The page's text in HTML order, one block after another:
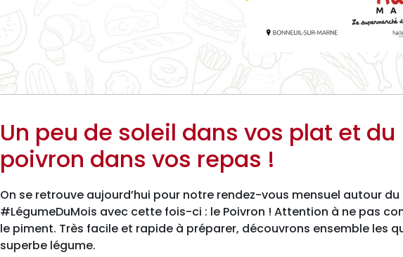
Un peu de soleil dans vos plat et du
poivron dans vos repas !
On se retrouve aujourd’hui pour notre rendez-vous mensuel autour du
#LégumeDuMois avec cette fois-ci : le Poivron ! Attention à ne pas
le piment. Très facile et rapide à préparer, découvrons ensemble les
superbe légume.